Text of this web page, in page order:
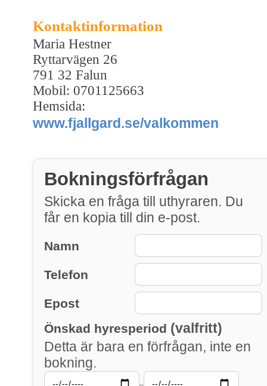
Kontaktinformation
Maria Hestner
Ryttarvägen 26
791 32 Falun
Mobil: 0701125663
Hemsida:
www.fjallgard.se/valkommen
Bokningsförfrågan
Skicka en fråga till uthyraren. Du
får en kopia till din e-post.
Namn
Telefon
Epost
Önskad hyresperiod (valfritt)
Detta är bara en förfrågan, inte en
bokning.